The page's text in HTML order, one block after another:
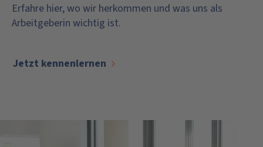
Erfahre hier, wo wir herkommen und was uns als
Arbeitgeberin wichtig ist.
Jetzt kennenlernen